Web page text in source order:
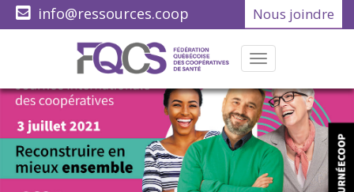
Nous joindre
info@ressources.coop
(418) 622-1001
Menu